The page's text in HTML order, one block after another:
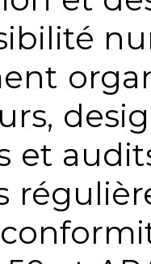
et